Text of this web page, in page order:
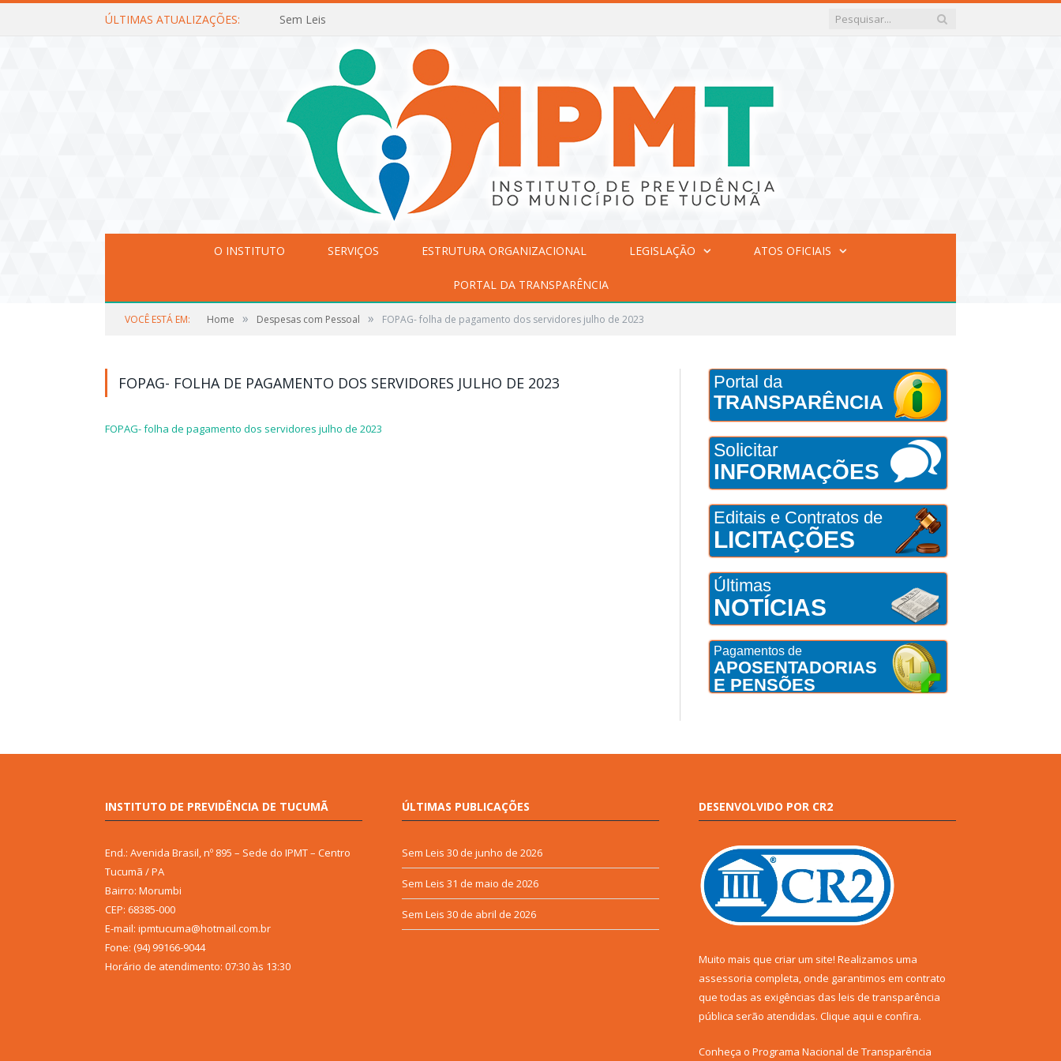
ÚLTIMAS ATUALIZAÇÕES: Sem Leis
O INSTITUTO SERVIÇOS ESTRUTURA ORGANIZACIONAL LEGISLAÇÃO ATOS OFICIAIS
PORTAL DA TRANSPARÊNCIA
VOCÊ ESTÁ EM: Home » Despesas com Pessoal » FOPAG- folha de pagamento dos servidores julho de 2023
FOPAG- FOLHA DE PAGAMENTO DOS SERVIDORES JULHO DE 2023
FOPAG- folha de pagamento dos servidores julho de 2023
Portal da
TRANSPARÊNCIA
Solicitar
INFORMAÇÕES
Editais e Contratos de
LICITAÇÕES
Últimas
NOTÍCIAS
Pagamentos de
APOSENTADORIAS
E PENSÕES
INSTITUTO DE PREVIDÊNCIA DE TUCUMÃ
End.: Avenida Brasil, nº 895 – Sede do IPMT – Centro
Tucumã / PA
Bairro: Morumbi
CEP: 68385-000
E-mail: ipmtucuma@hotmail.com.br
Fone: (94) 99166-9044
Horário de atendimento: 07:30 às 13:30
ÚLTIMAS PUBLICAÇÕES
Sem Leis 30 de junho de 2026
Sem Leis 31 de maio de 2026
Sem Leis 30 de abril de 2026
DESENVOLVIDO POR CR2
Muito mais que criar um site! Realizamos uma
assessoria completa, onde garantimos em contrato
que todas as exigências das leis de transparência
pública serão atendidas. Clique aqui e confira.
Conheça o Programa Nacional de Transparência